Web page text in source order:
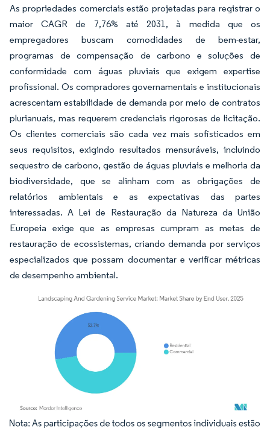
As propriedades comerciais estão projetadas para registrar o
maior CAGR de 7,76% até 2031, à medida que os
empregadores buscam comodidades de bem-estar,
programas de compensação de carbono e soluções de
conformidade com águas pluviais que exigem expertise
profissional. Os compradores governamentais e institucionais
acrescentam estabilidade de demanda por meio de contratos
plurianuais, mas requerem credenciais rigorosas de licitação.
Os clientes comerciais são cada vez mais sofisticados em
seus requisitos, exigindo resultados mensuráveis, incluindo
sequestro de carbono, gestão de águas pluviais e melhoria da
biodiversidade, que se alinham com as obrigações de
relatórios ambientais e as expectativas das partes
interessadas. A Lei de Restauração da Natureza da União
Europeia exige que as empresas cumpram as metas de
restauração de ecossistemas, criando demanda por serviços
especializados que possam documentar e verificar métricas
de desempenho ambiental.